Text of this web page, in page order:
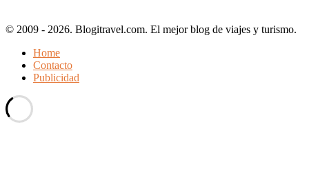
© 2009 - 2026. Blogitravel.com. El mejor blog de viajes y turismo.
Home
Contacto
Publicidad